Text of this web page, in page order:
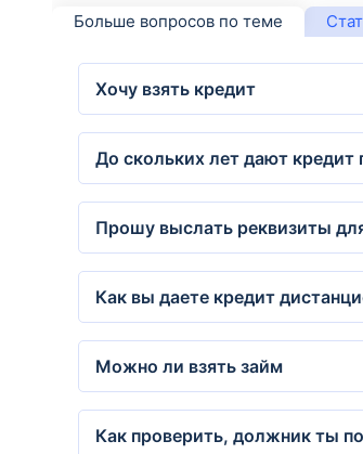
Больше вопросов по теме
Хочу взять кредит
До скольких лет дают кредит
Прошу выслать реквизиты
Как вы даете кредит
Можно ли взять займ
Как проверить, должник ты